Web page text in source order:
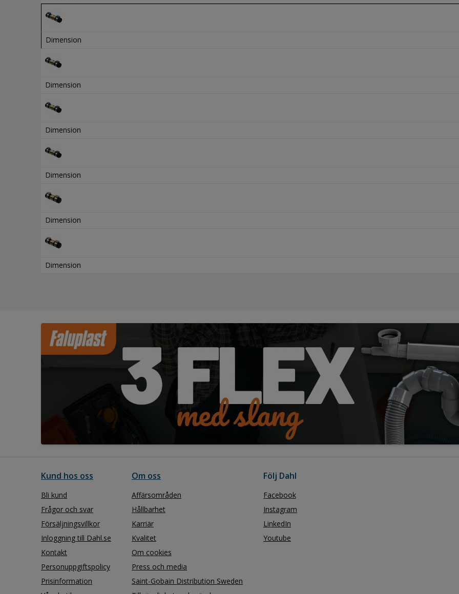
Dimension
Dimension
Dimension
Dimension
Dimension
Dimension
Kund hos oss
Bli kund
Frågor och svar
Försäljningsvillkor
Inloggning till Dahl.se
Kontakt
Personuppgiftspolicy
Prisinformation
Om oss
Affärsområden
Hållbarhet
Karriär
Kvalitet
Om cookies
Press och media
Saint-Gobain Distribution Sweden
Följ Dahl
Facebook
Instagram
LinkedIn
Youtube